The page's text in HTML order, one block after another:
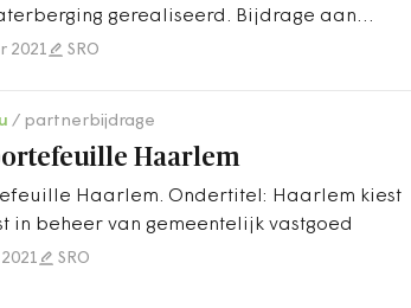
gerealiseerd. Bijdrage aan
woonwijk
2021 SRO
partnerbijdrage
Haarlem
Haarlem. Ondertitel: Haarlem kiest
in beheer van gemeentelijk vastgoed
SRO